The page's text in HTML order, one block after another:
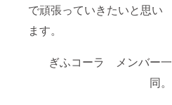
で頑張っていきたいと思い
ます。
ぎふコーラ メンバー一
同。